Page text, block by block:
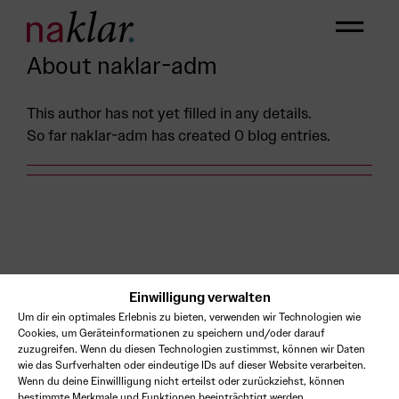
Einwilligung verwalten
Um dir ein optimales Erlebnis zu bieten, verwenden wir Technologien wie
Cookies, um Geräteinformationen zu speichern und/oder darauf
zuzugreifen. Wenn du diesen Technologien zustimmst, können wir Daten
wie das Surfverhalten oder eindeutige IDs auf dieser Website verarbeiten.
Wenn du deine Einwillligung nicht erteilst oder zurückziehst, können
bestimmte Merkmale und Funktionen beeinträchtigt werden.
contentAbout naklar-adm
This author has not yet filled in any details.
So far naklar-adm has created 0 blog entries.
· impact